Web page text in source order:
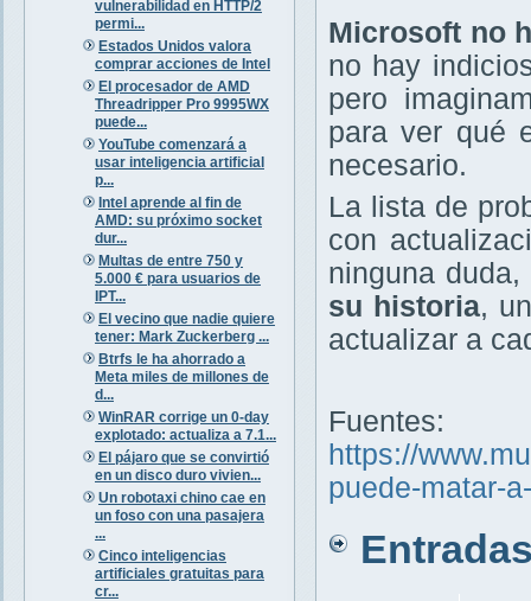
vulnerabilidad en HTTP/2
permi...
Estados Unidos valora
comprar acciones de Intel
El procesador de AMD
Threadripper Pro 9995WX
puede...
YouTube comenzará a
usar inteligencia artificial
p...
Intel aprende al fin de
AMD: su próximo socket
dur...
Multas de entre 750 y
5.000 € para usuarios de
IPT...
El vecino que nadie quiere
tener: Mark Zuckerberg ...
Btrfs le ha ahorrado a
Meta miles de millones de
d...
WinRAR corrige un 0-day
explotado: actualiza a 7.1...
El pájaro que se convirtió
en un disco duro vivien...
Un robotaxi chino cae en
un foso con una pasajera
...
Cinco inteligencias
artificiales gratuitas para
cr...
Microsoft no
no hay
pero
para ver qué
necesario.
La lista de
con
ninguna duda,
su historia,
actualizar a
Fuentes:
https://
puede-matar-
Entradas